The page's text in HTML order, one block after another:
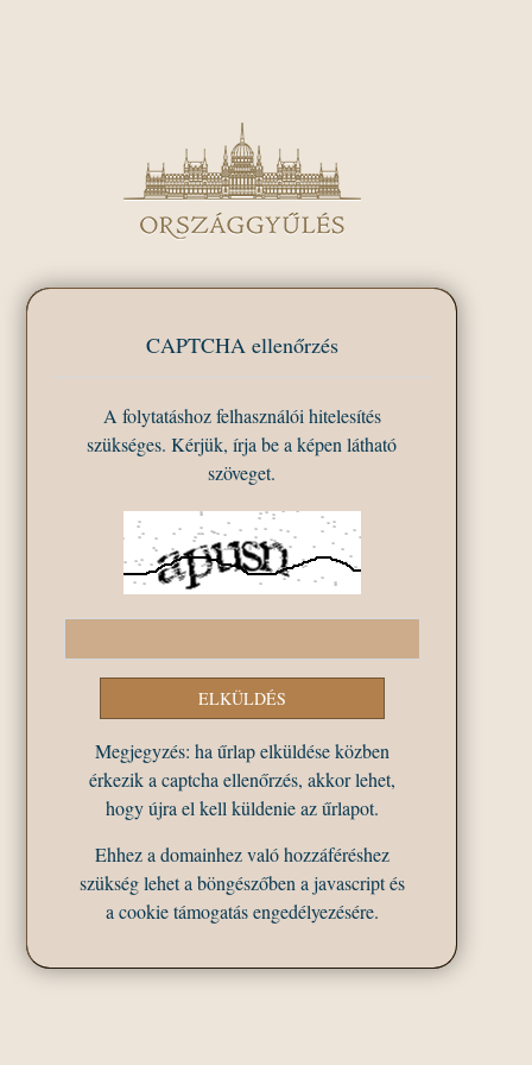
CAPTCHA ellenőrzés
A folytatáshoz felhasználói hitelesítés
szükséges. Kérjük, írja be a képen látható
szöveget.
Megjegyzés: ha űrlap elküldése közben
érkezik a captcha ellenőrzés, akkor lehet,
hogy újra el kell küldenie az űrlapot.
Ehhez a domainhez való hozzáféréshez
szükség lehet a böngészőben a javascript és
a cookie támogatás engedélyezésére.